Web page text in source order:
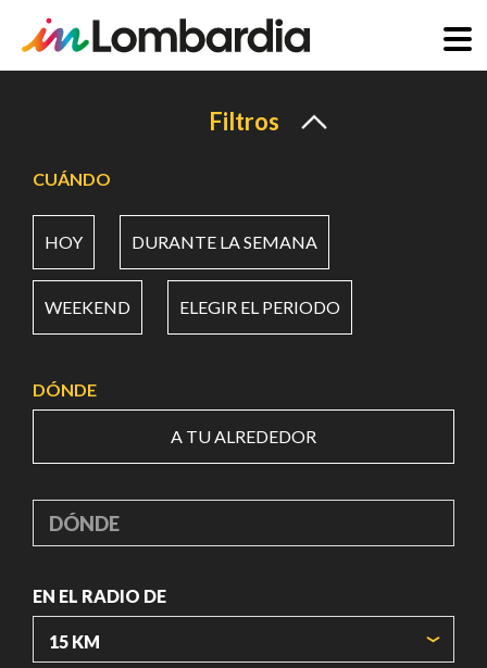
principal
Filtros
CUÁNDO
HOY DURANTE LA SEMANA
WEEKEND ELEGIR EL PERIODO
DÓNDE
A TU ALREDEDOR
DÓNDE
EN EL RADIO DE